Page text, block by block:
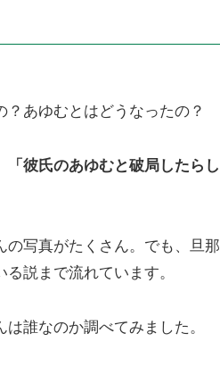
あゆむとはどうなったの？
彼氏のあゆむと破局したらし
の写真がたくさん。でも、旦那
説まで流れています。
誰なのか調べてみました。